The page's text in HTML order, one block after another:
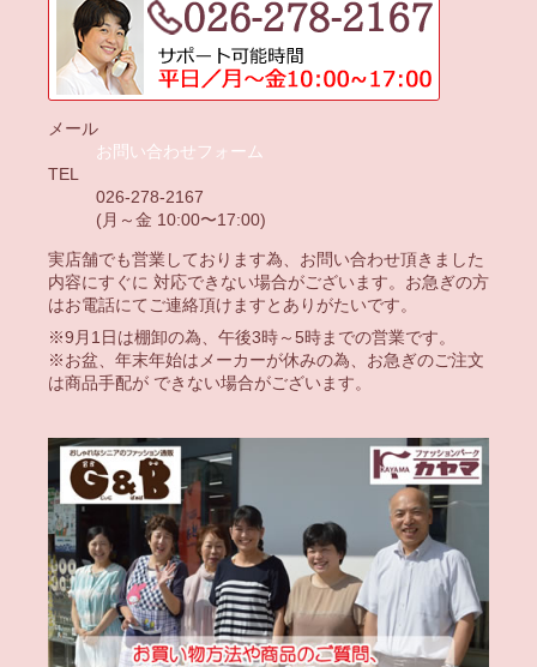
メール
お問い合わせフォーム
TEL
026-278-2167
(月～金 10:00〜17:00)
実店舗でも営業しております為、お問い合わせ頂きました
内容にすぐに 対応できない場合がございます。お急ぎの方
はお電話にてご連絡頂けますとありがたいです。
※9月1日は棚卸の為、午後3時～5時までの営業です。
※お盆、年末年始はメーカーが休みの為、お急ぎのご注文
は商品手配が できない場合がございます。